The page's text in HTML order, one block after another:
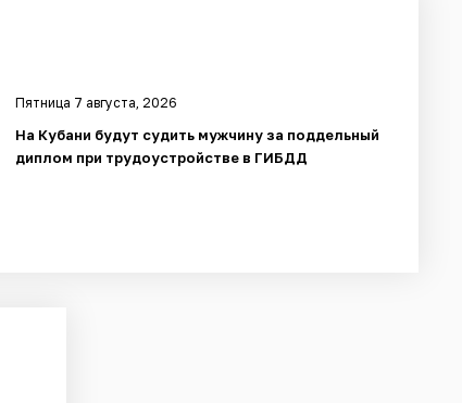
Пятница 7 августа, 2026
На Кубани будут судить мужчину за поддельный
диплом при трудоустройстве в ГИБДД